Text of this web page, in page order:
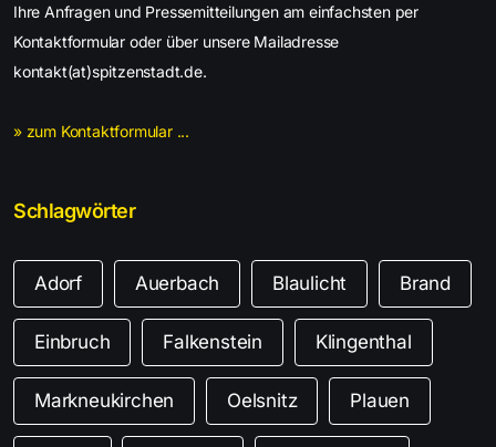
Ihre Anfragen und Pressemitteilungen am einfachsten per
Kontaktformular oder über unsere Mailadresse
kontakt(at)spitzenstadt.de.
» zum Kontaktformular ...
Schlagwörter
Adorf Auerbach Blaulicht Brand
Einbruch Falkenstein Klingenthal
Markneukirchen Oelsnitz Plauen